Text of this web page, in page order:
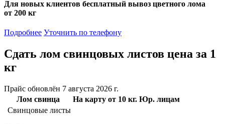
Для новых клиентов бесплатный вывоз цветного лома
от 200 кг
Подробнее Уточнить по телефону
Сдать лом свинцовых листов цена за 1
кг
Прайс обновлён 7 августа 2026 г.
Лом свинца
На карту от 10 кг. Юр. лицам
Свинцовые листы